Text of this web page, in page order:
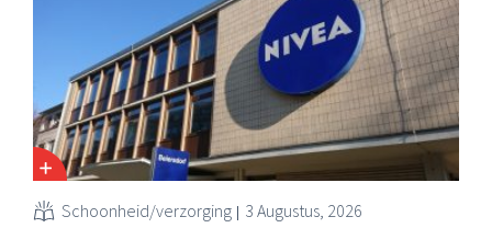
overnameactiviteiten op.
Schoonheid/verzorging 3 Augustus, 2026